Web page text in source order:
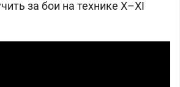
за бои на технике X–XI